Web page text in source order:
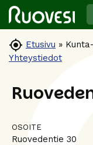
 Etusivu »
Yhteystiedot
OSOITE
Ruovedentie 30